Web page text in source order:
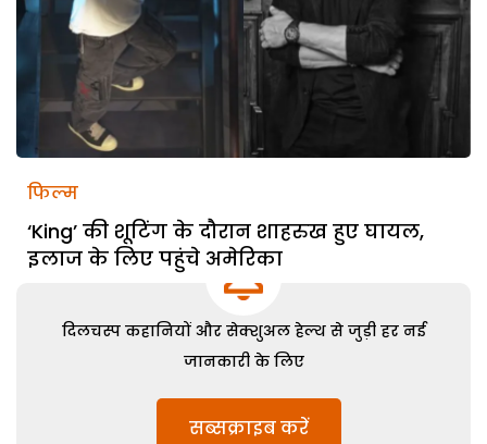
फिल्म
‘King’ की शूटिंग के दौरान शाहरुख हुए घायल,
इलाज के लिए पहुंचे अमेरिका
दिलचस्प कहानियों और सेक्शुअल हेल्थ से जुड़ी हर नई
जानकारी के लिए
सब्सक्राइब करें